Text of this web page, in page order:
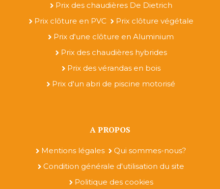
Prix des chaudières De Dietrich
Prix clôture en PVC
Prix clôture végétale
Prix d'une clôture en Aluminium
Prix des chaudières hybrides
Prix des vérandas en bois
Prix d'un abri de piscine motorisé
A PROPOS
Mentions légales
Qui sommes-nous?
Condition générale d'utilisation du site
Politique des cookies